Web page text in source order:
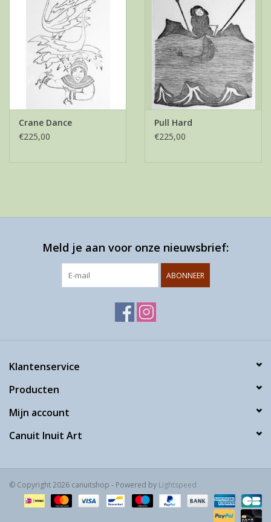
Crane Dance
€225,00
Pull Hard
€225,00
Meld je aan voor onze nieuwsbrief:
ABONNEER
Klantenservice
Producten
Mijn account
Canuit Inuit Art
© Copyright 2026 canuitshop - Powered by Lightspeed